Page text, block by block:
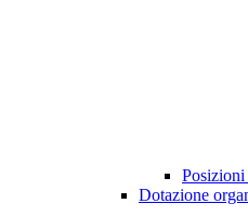
Dotazione